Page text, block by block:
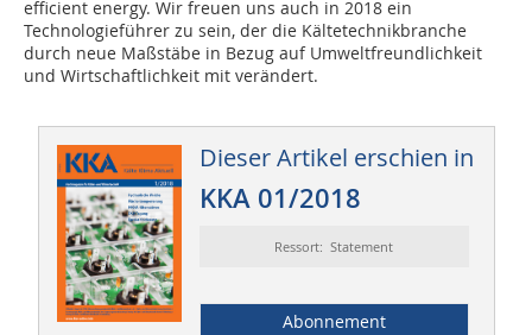
efficient energy. Wir freuen uns auch in 2018 ein
Technologieführer zu sein, der die Kältetechnikbranche
durch neue Maßstäbe in Bezug auf Umweltfreundlichkeit
und Wirtschaftlichkeit mit verändert.
Dieser Artikel erschien in
KKA 01/2018
Ressort: Statement
Abonnement